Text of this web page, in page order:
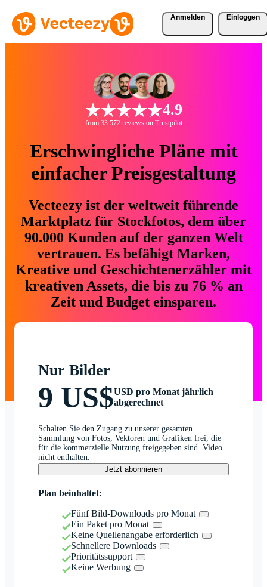
Anmelden Einloggen
4.9
from 33.572 reviews on Trustpilot
Erschwingliche Pläne mit
einfacher Preisgestaltung
Vecteezy ist der weltweit führende
Marktplatz für Stockfotos, dem über
90.000 Kunden auf der ganzen Welt
vertrauen. Es befähigt Marken,
Kreative und Geschichtenerzähler mit
kreativen Assets, die bis zu 76 % an
Zeit und Budget einsparen.
Nur Bilder
9 US$USD pro Monat jährlich
abgerechnet
Schalten Sie den Zugang zu unserer gesamten
Sammlung von Fotos, Vektoren und Grafiken frei, die
für die kommerzielle Nutzung freigegeben sind. Video
nicht enthalten.
Jetzt abonnieren
Plan beinhaltet:
Fünf Bild-Downloads pro Monat
Ein Paket pro Monat
Keine Quellenangabe erforderlich
Schnellere Downloads
Prioritätssupport
Keine Werbung